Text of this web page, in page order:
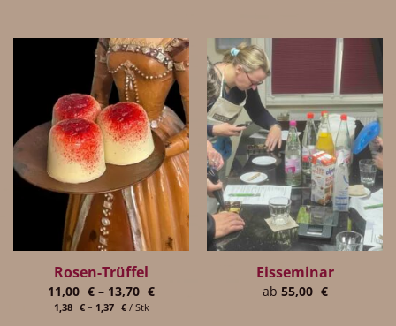
Rosen-Trüffel
11,00 € – 13,70 €
1,38 €– 1,37 €/ Stk
Eisseminar
ab 55,00 €